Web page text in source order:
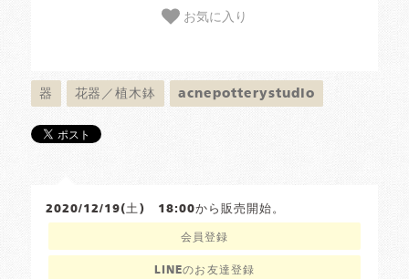
お気に入り
器 花器／植木鉢 acnepotterystudio
2020/12/19(土) 18:00から販売開始。
会員登録
LINEのお友達登録